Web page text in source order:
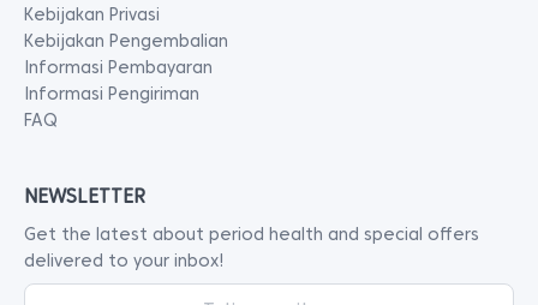
Kebijakan Privasi
Kebijakan Pengembalian
Informasi Pembayaran
Informasi Pengiriman
FAQ
NEWSLETTER
Get the latest about period health and special offers
delivered to your inbox!